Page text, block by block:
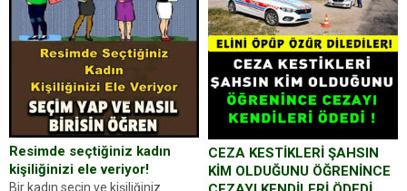
Resimde seçtiğiniz kadın
kişiliğinizi ele veriyor!
Bir kadın seçin ve kişiliğiniz
CEZA KESTİKLERİ ŞAHSIN
KİM OLDUĞUNU ÖĞRENİNCE